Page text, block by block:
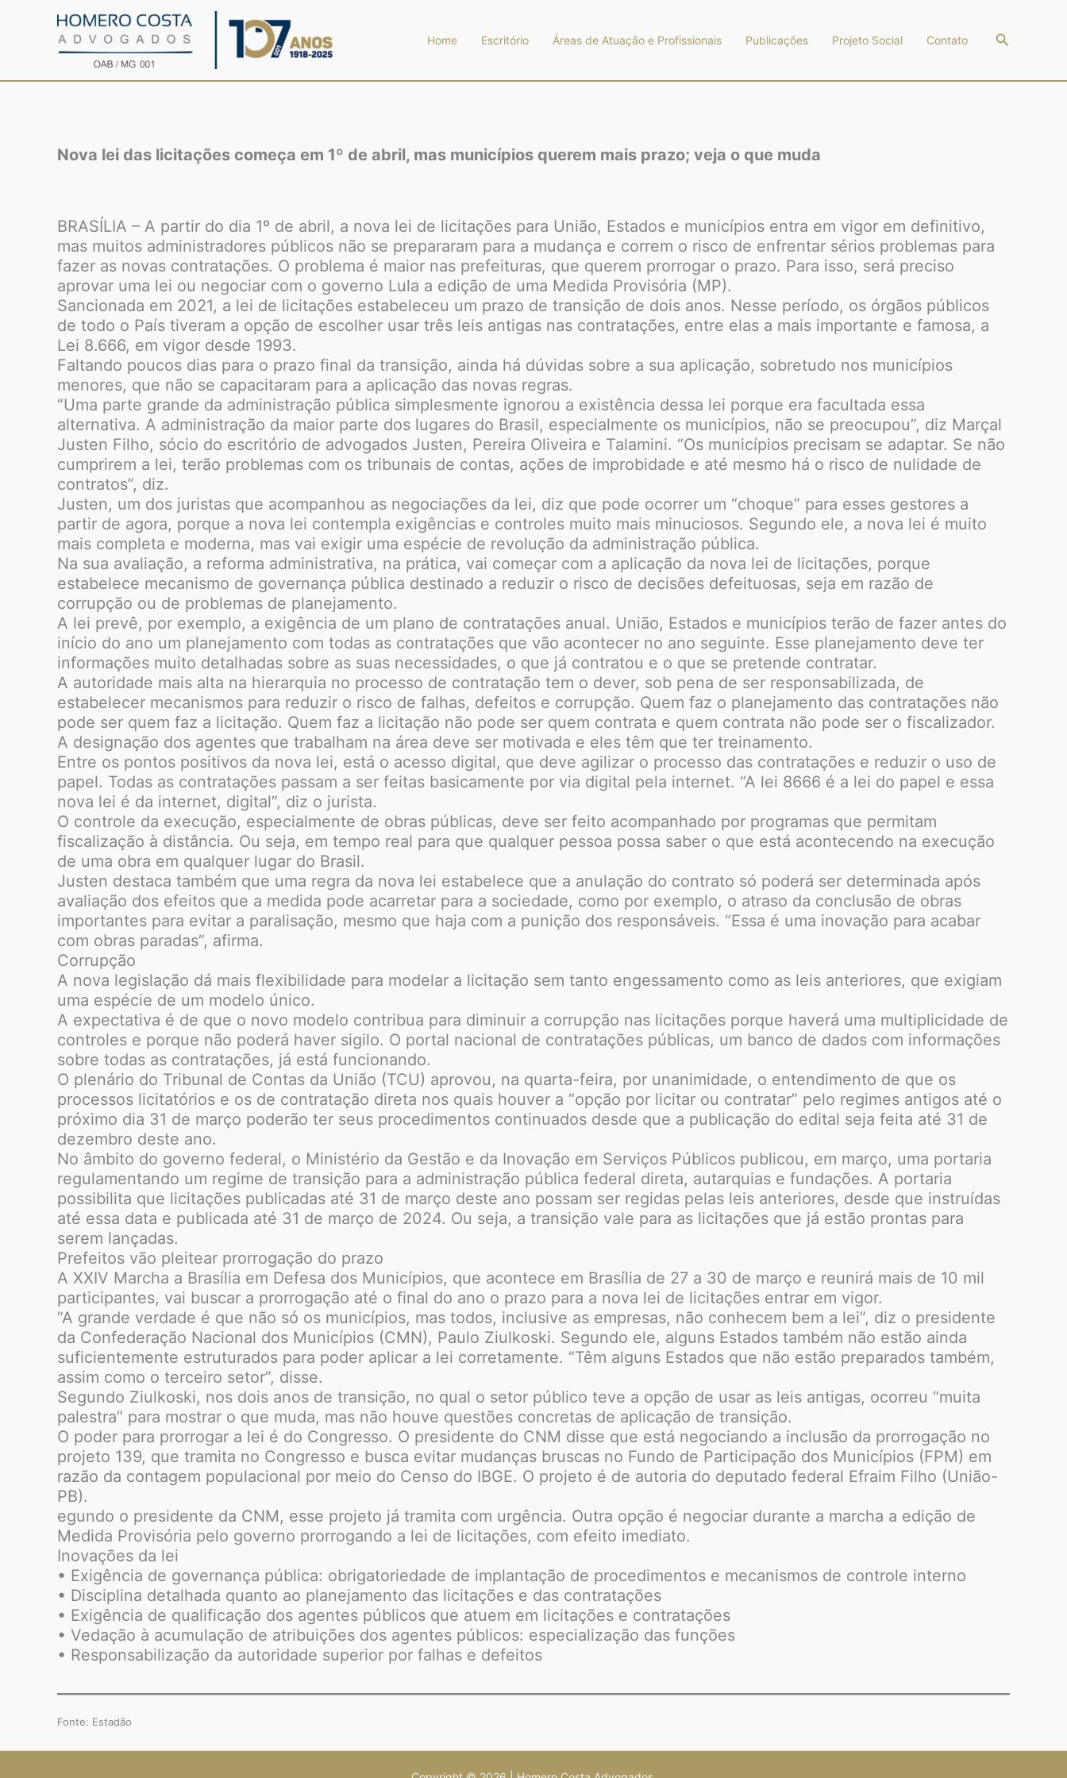
Home Escritório Áreas de Atuação e Profissionais Publicações Projeto Social Contato Pesquisar
Nova lei das licitações começa em 1º de abril, mas municípios querem mais prazo; veja o que muda
BRASÍLIA – A partir do dia 1º de abril, a nova lei de licitações para União, Estados e municípios entra em vigor em definitivo,
mas muitos administradores públicos não se prepararam para a mudança e correm o risco de enfrentar sérios problemas para
fazer as novas contratações. O problema é maior nas prefeituras, que querem prorrogar o prazo. Para isso, será preciso
aprovar uma lei ou negociar com o governo Lula a edição de uma Medida Provisória (MP).
Sancionada em 2021, a lei de licitações estabeleceu um prazo de transição de dois anos. Nesse período, os órgãos públicos
de todo o País tiveram a opção de escolher usar três leis antigas nas contratações, entre elas a mais importante e famosa, a
Lei 8.666, em vigor desde 1993.
Faltando poucos dias para o prazo final da transição, ainda há dúvidas sobre a sua aplicação, sobretudo nos municípios
menores, que não se capacitaram para a aplicação das novas regras.
“Uma parte grande da administração pública simplesmente ignorou a existência dessa lei porque era facultada essa
alternativa. A administração da maior parte dos lugares do Brasil, especialmente os municípios, não se preocupou”, diz Marçal
Justen Filho, sócio do escritório de advogados Justen, Pereira Oliveira e Talamini. “Os municípios precisam se adaptar. Se não
cumprirem a lei, terão problemas com os tribunais de contas, ações de improbidade e até mesmo há o risco de nulidade de
contratos”, diz.
Justen, um dos juristas que acompanhou as negociações da lei, diz que pode ocorrer um “choque” para esses gestores a
partir de agora, porque a nova lei contempla exigências e controles muito mais minuciosos. Segundo ele, a nova lei é muito
mais completa e moderna, mas vai exigir uma espécie de revolução da administração pública.
Na sua avaliação, a reforma administrativa, na prática, vai começar com a aplicação da nova lei de licitações, porque
estabelece mecanismo de governança pública destinado a reduzir o risco de decisões defeituosas, seja em razão de
corrupção ou de problemas de planejamento.
A lei prevê, por exemplo, a exigência de um plano de contratações anual. União, Estados e municípios terão de fazer antes do
início do ano um planejamento com todas as contratações que vão acontecer no ano seguinte. Esse planejamento deve ter
informações muito detalhadas sobre as suas necessidades, o que já contratou e o que se pretende contratar.
A autoridade mais alta na hierarquia no processo de contratação tem o dever, sob pena de ser responsabilizada, de
estabelecer mecanismos para reduzir o risco de falhas, defeitos e corrupção. Quem faz o planejamento das contratações não
pode ser quem faz a licitação. Quem faz a licitação não pode ser quem contrata e quem contrata não pode ser o fiscalizador.
A designação dos agentes que trabalham na área deve ser motivada e eles têm que ter treinamento.
Entre os pontos positivos da nova lei, está o acesso digital, que deve agilizar o processo das contratações e reduzir o uso de
papel. Todas as contratações passam a ser feitas basicamente por via digital pela internet. “A lei 8666 é a lei do papel e essa
nova lei é da internet, digital”, diz o jurista.
O controle da execução, especialmente de obras públicas, deve ser feito acompanhado por programas que permitam
fiscalização à distância. Ou seja, em tempo real para que qualquer pessoa possa saber o que está acontecendo na execução
de uma obra em qualquer lugar do Brasil.
Justen destaca também que uma regra da nova lei estabelece que a anulação do contrato só poderá ser determinada após
avaliação dos efeitos que a medida pode acarretar para a sociedade, como por exemplo, o atraso da conclusão de obras
importantes para evitar a paralisação, mesmo que haja com a punição dos responsáveis. “Essa é uma inovação para acabar
com obras paradas”, afirma.
Corrupção
A nova legislação dá mais flexibilidade para modelar a licitação sem tanto engessamento como as leis anteriores, que exigiam
uma espécie de um modelo único.
A expectativa é de que o novo modelo contribua para diminuir a corrupção nas licitações porque haverá uma multiplicidade de
controles e porque não poderá haver sigilo. O portal nacional de contratações públicas, um banco de dados com informações
sobre todas as contratações, já está funcionando.
O plenário do Tribunal de Contas da União (TCU) aprovou, na quarta-feira, por unanimidade, o entendimento de que os
processos licitatórios e os de contratação direta nos quais houver a “opção por licitar ou contratar” pelo regimes antigos até o
próximo dia 31 de março poderão ter seus procedimentos continuados desde que a publicação do edital seja feita até 31 de
dezembro deste ano.
No âmbito do governo federal, o Ministério da Gestão e da Inovação em Serviços Públicos publicou, em março, uma portaria
regulamentando um regime de transição para a administração pública federal direta, autarquias e fundações. A portaria
possibilita que licitações publicadas até 31 de março deste ano possam ser regidas pelas leis anteriores, desde que instruídas
até essa data e publicada até 31 de março de 2024. Ou seja, a transição vale para as licitações que já estão prontas para
serem lançadas.
Prefeitos vão pleitear prorrogação do prazo
A XXIV Marcha a Brasília em Defesa dos Municípios, que acontece em Brasília de 27 a 30 de março e reunirá mais de 10 mil
participantes, vai buscar a prorrogação até o final do ano o prazo para a nova lei de licitações entrar em vigor.
“A grande verdade é que não só os municípios, mas todos, inclusive as empresas, não conhecem bem a lei”, diz o presidente
da Confederação Nacional dos Municípios (CMN), Paulo Ziulkoski. Segundo ele, alguns Estados também não estão ainda
suficientemente estruturados para poder aplicar a lei corretamente. “Têm alguns Estados que não estão preparados também,
assim como o terceiro setor”, disse.
Segundo Ziulkoski, nos dois anos de transição, no qual o setor público teve a opção de usar as leis antigas, ocorreu “muita
palestra” para mostrar o que muda, mas não houve questões concretas de aplicação de transição.
O poder para prorrogar a lei é do Congresso. O presidente do CNM disse que está negociando a inclusão da prorrogação no
projeto 139, que tramita no Congresso e busca evitar mudanças bruscas no Fundo de Participação dos Municípios (FPM) em
razão da contagem populacional por meio do Censo do IBGE. O projeto é de autoria do deputado federal Efraim Filho (União-
PB).
egundo o presidente da CNM, esse projeto já tramita com urgência. Outra opção é negociar durante a marcha a edição de
Medida Provisória pelo governo prorrogando a lei de licitações, com efeito imediato.
Inovações da lei
• Exigência de governança pública: obrigatoriedade de implantação de procedimentos e mecanismos de controle interno
• Disciplina detalhada quanto ao planejamento das licitações e das contratações
• Exigência de qualificação dos agentes públicos que atuem em licitações e contratações
• Vedação à acumulação de atribuições dos agentes públicos: especialização das funções
• Responsabilização da autoridade superior por falhas e defeitos
Fonte: Estadão